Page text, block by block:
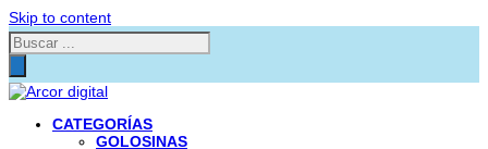
Skip to content
Búsqueda
de
productos
CATEGORÍAS
GOLOSINAS